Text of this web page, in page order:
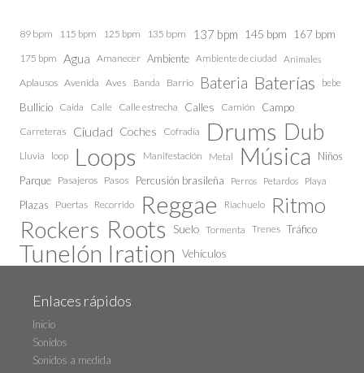
89 bpm 115 bpm 125 bpm 135 bpm 137 bpm 145 bpm 167 bpm
175 bpm Agua Amanecer Ambiente Ambiente de ciudad Animales
Aplausos Avenida Aves Banda Barrio Bateria Baterías bebe
Bullicio Caida Calle Calle estrecha Calles Camión Campo
Carreteras Ciudad Coches Cofradía Drums Dub
Lluvia loop Loops Manifestación Metal Música
Niños
Parque Pasajeros Pasos Percusión brasileña Perros Petardos Playa
Plazas Puertas Recorrido Reggae Riachuelo Ritmo
Rockers Roots Suelo Tormenta Trenes Tráfico
Tunelón Iration Vehículos
Enlaces rápidos
Inicio
Sonidos
Sonidos a medida